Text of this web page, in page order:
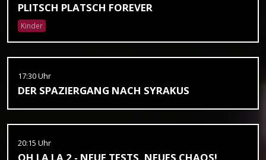
PLITSCH PLATSCH FOREVER
Kinder
17:30 Uhr
DER SPAZIERGANG NACH SYRAKUS
20:15 Uhr
OH LA LA 2 - NEUE TESTS, NEUES CHAOS!